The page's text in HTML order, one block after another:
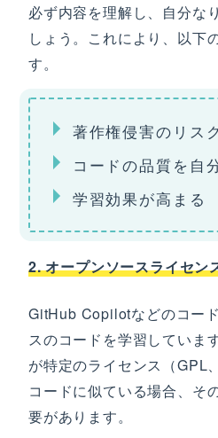
必ず内容を理解し、自分な
しょう。これにより、以下
す。
著作権侵害のリス
コードの品質を自
学習効果が高まる
2. オープンソースライセン
GitHub Copilotなどのコー
スのコードを学習していま
が特定のライセンス（GPL
コードに似ている場合、そ
要があります。